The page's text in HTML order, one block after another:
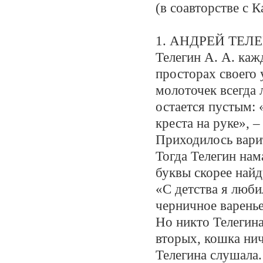
(в соавторстве
1. АНДРЕЙ
Телегин А. А.
просторах своего
молоточек
остается пустым:
креста на руке»,
Приходилось
Тогда Телегин
буквы скорее
«С детства я
черничное
Но никто
вторых, кошка
Телегина слушала.